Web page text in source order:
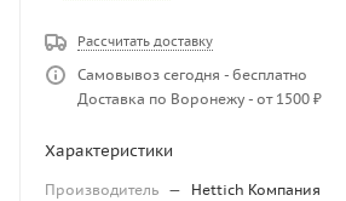
Рассчитать доставку
Самовывоз сегодня - бесплатно
Доставка по Воронежу - от 1500 ₽
Характеристики
Производитель — Hettich Компания